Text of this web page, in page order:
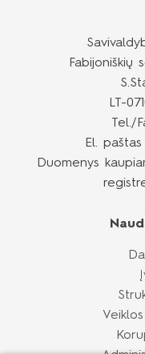
Namų
Galerija
Fabijoniškių
LT-
Tel./
El. paštas
Duomenys